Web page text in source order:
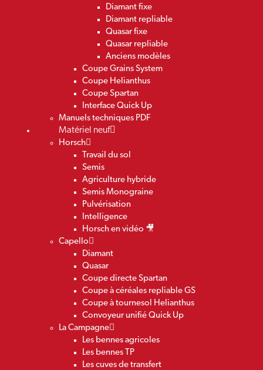
Diamant fixe
Diamant repliable
Quasar fixe
Quasar repliable
Anciens modèles
Coupe Grains System
Coupe Helianthus
Coupe Spartan
Interface Quick Up
Manuels techniques PDF
Matériel neuf
Horsch
Travail du sol
Semis
Agriculture hybride
Semis Monograine
Pulvérisation
Intelligence
Horsch en vidéo 🎥
Capello
Diamant
Quasar
Coupe directe Spartan
Coupe à céréales repliable GS
Coupe à tournesol Helianthus
Convoyeur unifié Quick Up
La Campagne
Les bennes agricoles
Les bennes TP
Les cuves de transfert